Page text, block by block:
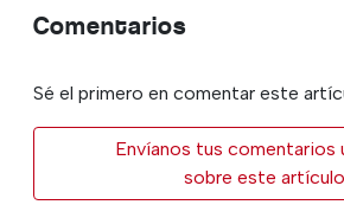
Comentarios
Sé el primero en comentar este
Envíanos tus comentarios
sobre este